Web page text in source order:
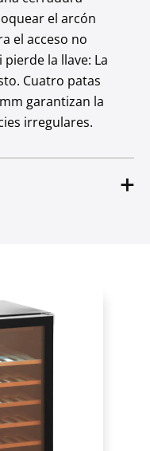
el arcón
el acceso no
la llave: La
Cuatro patas
garantizan la
irregulares.
[°C]